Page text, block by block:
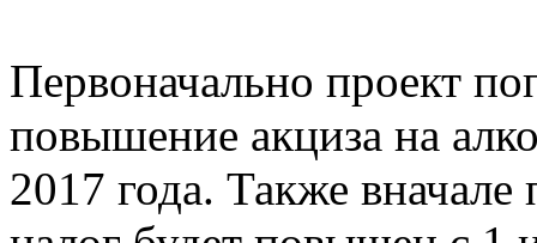
Первоначально проект
повышение акциза на
2017 года. Также вначале